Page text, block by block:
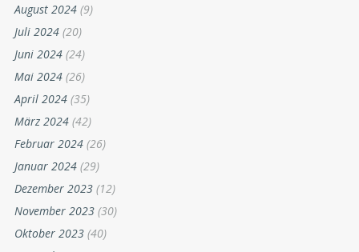
August 2024 (9)
Juli 2024 (20)
Juni 2024 (24)
Mai 2024 (26)
April 2024 (35)
März 2024 (42)
Februar 2024 (26)
Januar 2024 (29)
Dezember 2023 (12)
November 2023 (30)
Oktober 2023 (40)